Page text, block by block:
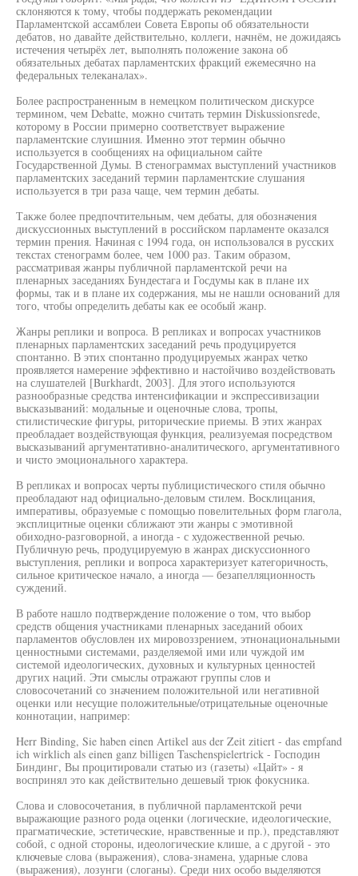
склоняются к тому, чтобы поддержать рекомендации
Парламентской ассамблеи Совета Европы об обязательности
дебатов, но давайте действительно, коллеги, начнём, не дожидаясь
истечения четырёх лет, выполнять положение закона об
обязательных дебатах парламентских фракций ежемесячно на
федеральных телеканалах».
Более распространенным в немецком политическом дискурсе
термином, чем Debatte, можно считать термин Diskussionsrede,
которому в России примерно соответствует выражение
парламентские слуишния. Именно этот термин обычно
используется в сообщениях на официальном сайте
Государственной Думы. В стенограммах выступлений участников
парламентских заседаний термин парламентские слушания
используется в три раза чаще, чем термин дебаты.
Также более предпочтительным, чем дебаты, для обозначения
дискуссионных выступлений в российском парламенте оказался
термин прения. Начиная с 1994 года, он использовался в русских
текстах стенограмм более, чем 1000 раз. Таким образом,
рассматривая жанры публичной парламентской речи на
пленарных заседаниях Бундестага и Госдумы как в плане их
формы, так и в плане их содержания, мы не нашли оснований для
того, чтобы определить дебаты как ее особый жанр.
Жанры реплики и вопроса. В репликах и вопросах участников
пленарных парламентских заседаний речь продуцируется
спонтанно. В этих спонтанно продуцируемых жанрах четко
проявляется намерение эффективно и настойчиво воздействовать
на слушателей [Burkhardt, 2003]. Для этого используются
разнообразные средства интенсификации и экспрессивизации
высказываний: модальные и оценочные слова, тропы,
стилистические фигуры, риторические приемы. В этих жанрах
преобладает воздействующая функция, реализуемая посредством
высказываний аргументативно-аналитического, аргументативного
и чисто эмоционального характера.
В репликах и вопросах черты публицистического стиля обычно
преобладают над официально-деловым стилем. Восклицания,
императивы, образуемые с помощью повелительных форм глагола,
эксплицитные оценки сближают эти жанры с эмотивной
обиходно-разговорной, а иногда - с художественной речью.
Публичную речь, продуцируемую в жанрах дискуссионного
выступления, реплики и вопроса характеризует категоричность,
сильное критическое начало, а иногда — безапелляционность
суждений.
В работе нашло подтверждение положение о том, что выбор
средств общения участниками пленарных заседаний обоих
парламентов обусловлен их мировоззрением, этнонациональными
ценностными системами, разделяемой ими или чуждой им
системой идеологических, духовных и культурных ценностей
других наций. Эти смыслы отражают группы слов и
словосочетаний со значением положительной или негативной
оценки или несущие положительные/отрицательные оценочные
коннотации, например:
Herr Binding, Sie haben einen Artikel aus der Zeit zitiert - das empfand
ich wirklich als einen ganz billigen Taschenspielertrick - Господин
Биндинг, Вы процитировали статью из (газеты) «Цайт» - я
воспринял это как действительно дешевый трюк фокусника.
Слова и словосочетания, в публичной парламентской речи
выражающие разного рода оценки (логические, идеологические,
прагматические, эстетические, нравственные и пр.), представляют
собой, с одной стороны, идеологические клише, а с другой - это
ключевые слова (выражения), слова-знамена, ударные слова
(выражения), лозунги (слоганы). Среди них особо выделяются